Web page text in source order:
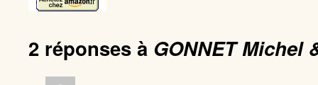
2 réponses à GONNET Michel